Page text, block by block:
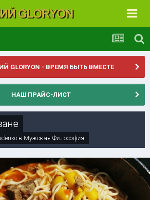
GLORYON - ВРЕМЯ БЫТЬ ВМЕСТЕ
НАШ ПРАЙС-ЛИСТ
в Мужская Философия